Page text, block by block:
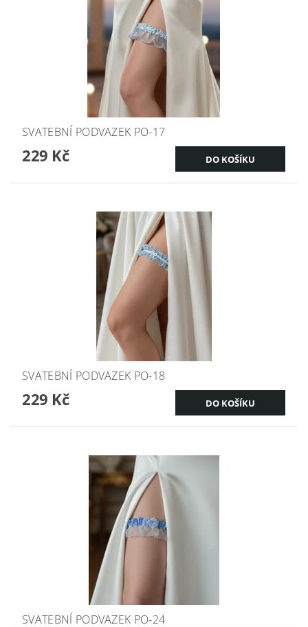
SVATEBNÍ PODVAZEK PO-17
229 Kč
SVATEBNÍ PODVAZEK PO-18
229 Kč
SVATEBNÍ PODVAZEK PO-24